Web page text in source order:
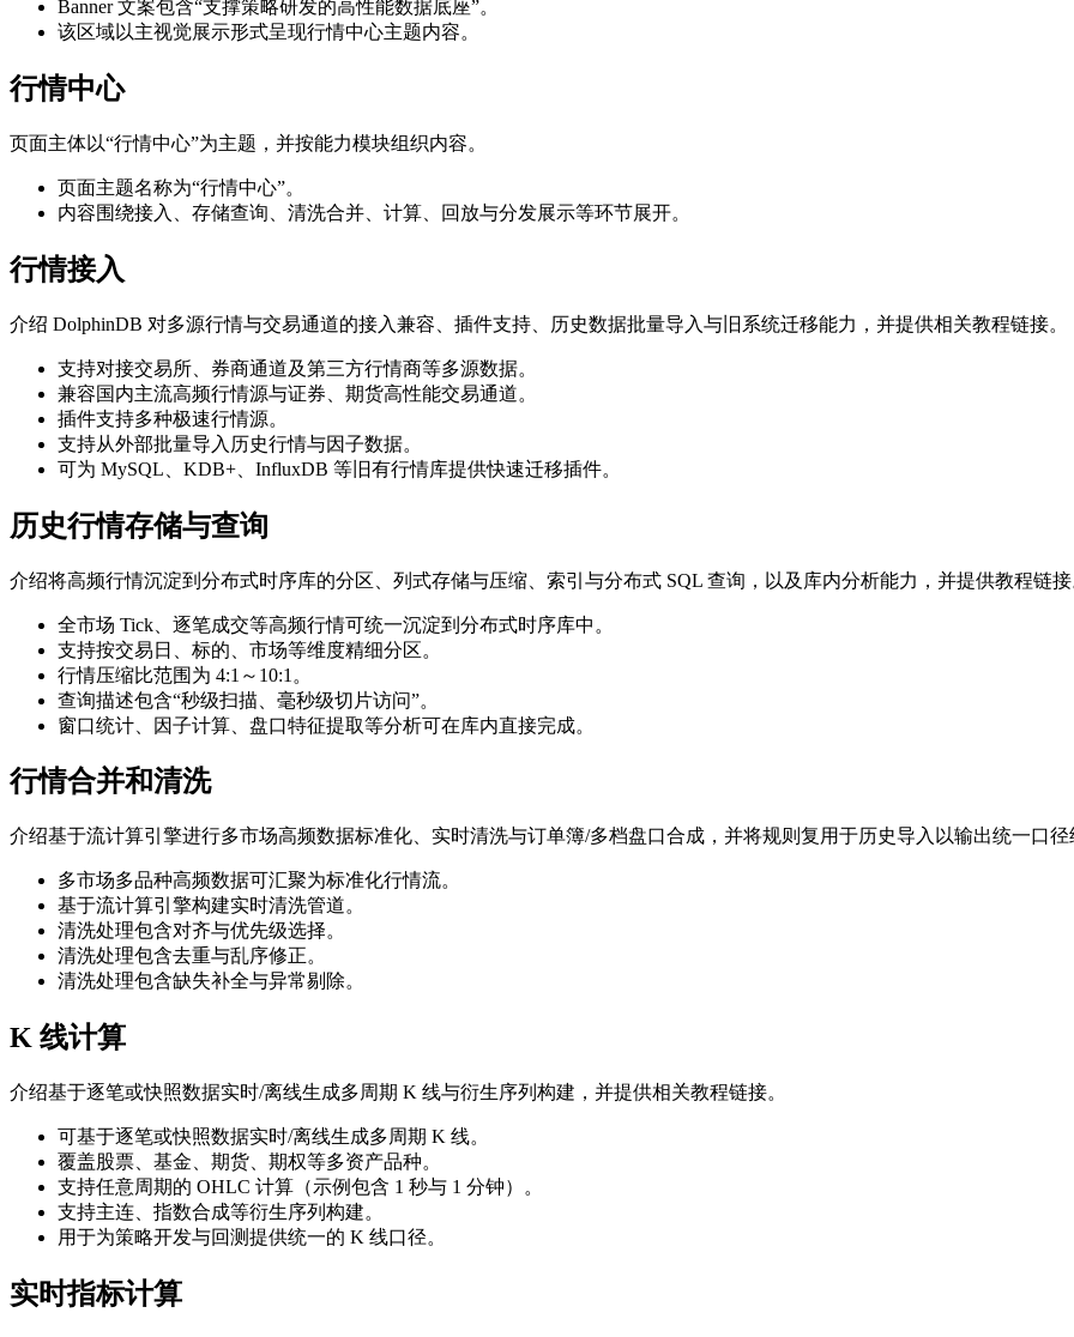
Banner 文案包含“支撑策略研发的高性能数据底座”。
该区域以主视觉展示形式呈现行情中心主题内容。
行情中心
页面主体以“行情中心”为主题，并按能力模块组织内容。
页面主题名称为“行情中心”。
内容围绕接入、存储查询、清洗合并、计算、回放与分发展示等环节展开。
行情接入
介绍 DolphinDB 对多源行情与交易通道的接入兼容、插件支持、历史数据批量导入与旧系统迁移能力，并提供相关教程链接。
支持对接交易所、券商通道及第三方行情商等多源数据。
兼容国内主流高频行情源与证券、期货高性能交易通道。
插件支持多种极速行情源。
支持从外部批量导入历史行情与因子数据。
可为 MySQL、KDB+、InfluxDB 等旧有行情库提供快速迁移插件。
历史行情存储与查询
介绍将高频行情沉淀到分布式时序库的分区、列式存储与压缩、索引与分布式 SQL 查询，以及库内分析能力，并提供教程链接
全市场 Tick、逐笔成交等高频行情可统一沉淀到分布式时序库中。
支持按交易日、标的、市场等维度精细分区。
行情压缩比范围为 4:1～10:1。
查询描述包含“秒级扫描、毫秒级切片访问”。
窗口统计、因子计算、盘口特征提取等分析可在库内直接完成。
行情合并和清洗
介绍基于流计算引擎进行多市场高频数据标准化、实时清洗与订单簿/多档盘口合成，并将规则复用于历史导入以输出统一口径
多市场多品种高频数据可汇聚为标准化行情流。
基于流计算引擎构建实时清洗管道。
清洗处理包含对齐与优先级选择。
清洗处理包含去重与乱序修正。
清洗处理包含缺失补全与异常剔除。
K 线计算
介绍基于逐笔或快照数据实时/离线生成多周期 K 线与衍生序列构建，并提供相关教程链接。
可基于逐笔或快照数据实时/离线生成多周期 K 线。
覆盖股票、基金、期货、期权等多资产品种。
支持任意周期的 OHLC 计算（示例包含 1 秒与 1 分钟）。
支持主连、指数合成等衍生序列构建。
用于为策略开发与回测提供统一的 K 线口径。
实时指标计算